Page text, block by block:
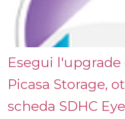
Esegui l'upgrade
Picasa Storage,
scheda SDHC